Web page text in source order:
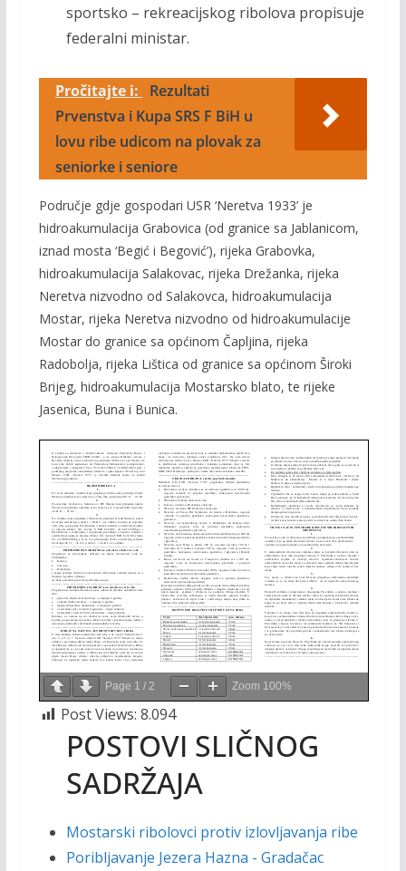
sportsko – rekreacijskog ribolova propisuje
federalni ministar.
Pročitajte i:
Rezultati
Prvenstva i Kupa SRS F BiH u
lovu ribe udicom na plovak za
seniorke i seniore
Područje gdje gospodari USR ‘Neretva 1933’ je
hidroakumulacija Grabovica (od granice sa Jablanicom,
iznad mosta ‘Begić i Begović’), rijeka Grabovka,
hidroakumulacija Salakovac, rijeka Drežanka, rijeka
Neretva nizvodno od Salakovca, hidroakumulacija
Mostar, rijeka Neretva nizvodno od hidroakumulacije
Mostar do granice sa općinom Čapljina, rijeka
Radobolja, rijeka Lištica od granice sa općinom Široki
Brijeg, hidroakumulacija Mostarsko blato, te rijeke
Jasenica, Buna i Bunica.
Page 1 / 2 Zoom 100%
Post Views: 8.094
POSTOVI SLIČNOG
SADRŽAJA
Mostarski ribolovci protiv izlovljavanja ribe
Poribljavanje Jezera Hazna - Gradačac